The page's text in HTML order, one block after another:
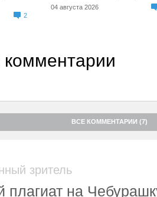
2
04 августа 2026
ВСЕ КОММЕНТАРИИ (7)
зритель
плагиат на